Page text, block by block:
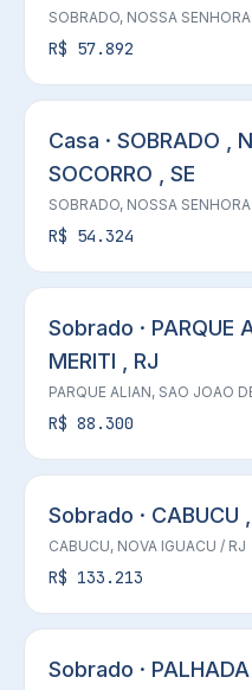
SOBRADO, NOSSA
R$ 57.892
Casa · SOBRADO ,
SOCORRO , SE
SOBRADO, NOSSA
R$ 54.324
Sobrado · PARQUE
MERITI , RJ
PARQUE ALIAN, SAO JOAO
R$ 88.300
Sobrado · CABUCU
CABUCU, NOVA IGUACU / RJ
R$ 133.213
Sobrado ·